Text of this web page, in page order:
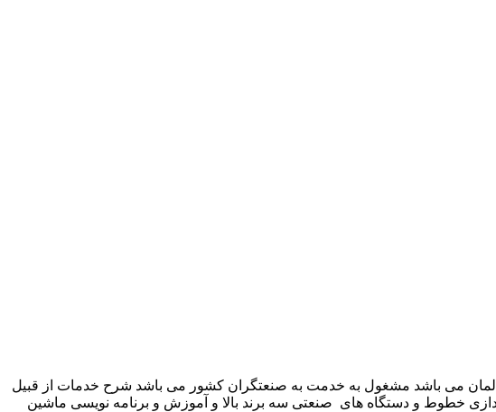
دیده ای مهندسان شرکت زیمنس المان می باشد مشغول به خدمت به صنعتگران کشور می باشد شرح خدمات از قبیل
خطوط و دستگاه های صنعتی سه برند بالا و آموزش و برنامه نویسی ماشین